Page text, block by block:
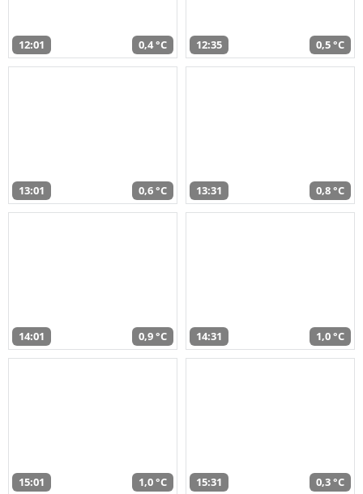
12:01 0,4 °C 12:35 0,5 °C
13:01 0,6 °C 13:31 0,8 °C
14:01 0,9 °C 14:31 1,0 °C
15:01 1,0 °C 15:31 0,3 °C